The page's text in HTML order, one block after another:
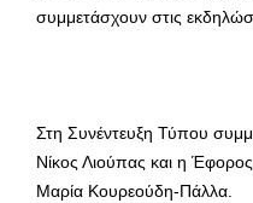
συμμετάσχουν στις
Στη Συνέντευξη Τύπου
Νίκος Λιούπας και η
Μαρία Κουρεούδη-Πάλλα.